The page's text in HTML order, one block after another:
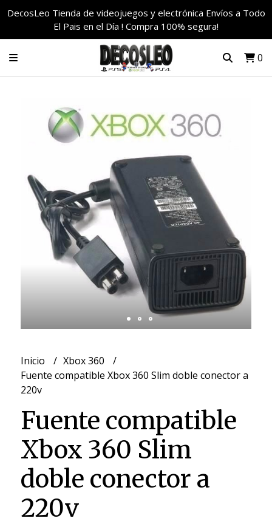
DecosLeo Tienda de videojuegos y electrónica Envíos a Todo
El Pais en el Día ! Compra 100% segura!
0
Inicio
Xbox 360
Fuente compatible Xbox 360 Slim doble conector a
220v
Fuente compatible
Xbox 360 Slim
doble conector a
220v